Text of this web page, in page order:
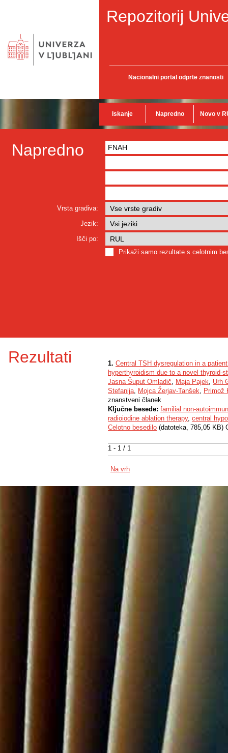
Repozitorij
Nacionalni portal odprte znanosti
Iskanje Napredno Novo v
Napredno
Vrsta gradiva:
Jezik:
Išči po:
Prikaži samo rezultate s celotnim
Rezultati
1 - 1 / 1
1. Central TSH dysregulation in a
hyperthyroidism due to a novel thyroid-
Jasna Šuput Omladič, Maja Pajek, Urh
Stefanija, Mojca Žerjav-Tanšek, Primož
znanstveni članek
Ključne besede: familial non-
radioiodine ablation therapy, central
Celotno besedilo (datoteka, 785,05 KB)
Na vrh